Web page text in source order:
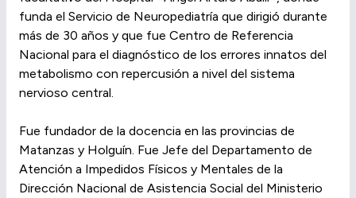
funda el Servicio de Neuropediatría que dirigió durante
más de 30 años y que fue Centro de Referencia
Nacional para el diagnóstico de los errores innatos del
metabolismo con repercusión a nivel del sistema
nervioso central.
Fue fundador de la docencia en las provincias de
Matanzas y Holguín. Fue Jefe del Departamento de
Atención a Impedidos Físicos y Mentales de la
Dirección Nacional de Asistencia Social del Ministerio